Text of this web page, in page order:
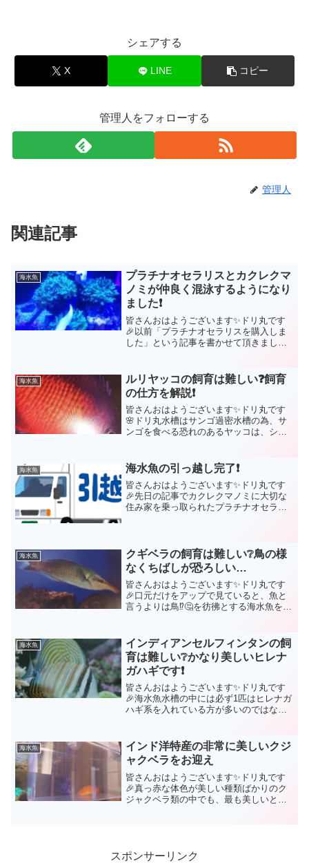
シェアする
X LINE コピー
管理人をフォローする
管理人
関連記事
海水魚
プラチナオセラリスとカクレクマ
ノミが仲良く混泳するようになり
ました❗
皆さんおはようございます✨ドリ丸です
🎉以前「プラチナオセラリスを購入しま
した」という記事を書かせて頂きまし
ナオセラリスとカクレクマノミが今では
仲良しになってくれました...
海水魚
ルリヤッコの飼育は難しい❓飼育
の仕方を解説❗
皆さんおはようございます✨ドリ丸です
🌸ドリ丸水槽はサンゴ過密水槽の為、サ
ンゴを食べる恐れのあるヤッコは、ショ
トに魅力的なんですよねぇ。数あるヤッ
コの中で、今回ご紹介する...
海水魚 海水魚の引っ越し完了❗
皆さんおはようございます✨ドリ丸です
🎉先日の記事でカクレクマノミに大切な
住み家を乗っ取られたプラチナオセラリ
チナオセラリスをお引っ...
海水魚
クギベラの飼育は難しい❔鳥の様
なくちばしが恐ろしい…
皆さんおはようございます✨ドリ丸です
🎉口元だけをアップで見ていると、魚と
言うよりは鳥⁉️🤔を彷彿とする海水魚をご
でも飼育が容易なベラではあるのです
が、エビがすでに入って...
海水魚
インディアンセルフィンタンの飼
育は難しい❔かなり美しいヒレナ
ガハギです❗
皆さんおはようございます✨ドリ丸です
🎉海水魚水槽の中には必ず1匹はヒレナガ
ハギ系を入れている方が多いのではない
ハギ？ゴマハギ？パープルタン？どれも
素敵ですよね🤩ザ・海水...
海水魚
インド洋特産の非常に美しいクジ
ャクベラをお迎え
皆さんおはようございます✨ドリ丸です
🎉真っ赤な体色が美しい種類ばかりのク
ジャクベラ類の中でも、最も美しいとさ
スポンサーリンク